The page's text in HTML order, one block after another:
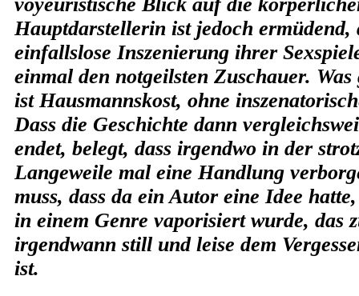
Hauptdarstellerin ist jedoch ermüdend,
einfallslose Inszenierung ihrer
einmal den notgeilsten Zuschauer.
ist Hausmannskost, ohne
Dass die Geschichte dann
endet, belegt, dass irgendwo in der
Langeweile mal eine Handlung
muss, dass da ein Autor eine Idee
in einem Genre vaporisiert wurde, das
irgendwann still und leise dem
ist.